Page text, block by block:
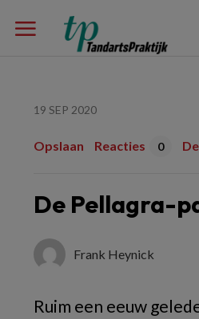
19 SEP 2020
Opslaan Reacties 0
De Pellagra-
Frank Heynick
Ruim een eeuw